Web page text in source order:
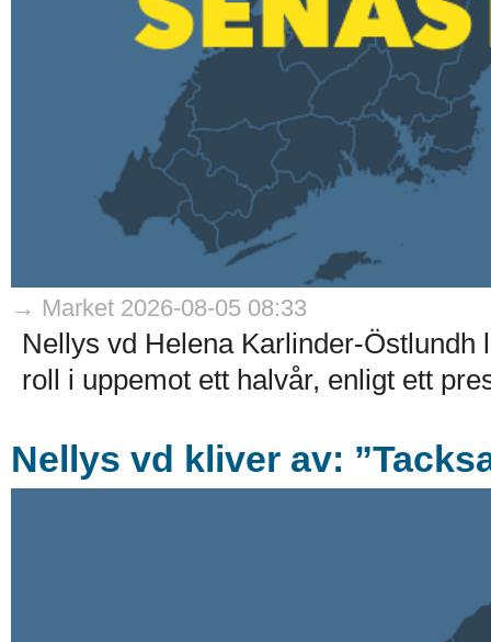
→ Market 2026-08-05 08:33
Nellys vd Helena Karlinder-
roll i uppemot ett halvår, enligt ett
Nellys vd kliver av: